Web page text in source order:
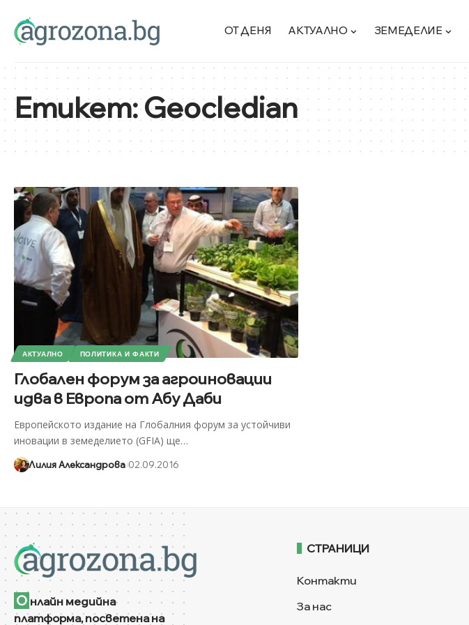
ОТ ДЕНЯ АКТУАЛНО ЗЕМЕДЕЛИЕ
Етикет:Geocledian
АКТУАЛНО ПОЛИТИКА И ФАКТИ
Глобален форум за агроиновации
идва в Европа от Абу Даби
Европейското издание на Глобалния форум за устойчиви
иновации в земеделието (GFIA) ще…
Лилия Александрова 02.09.2016
О нлайн медийна
платформа, посветена на
СТРАНИЦИ
Контакти
За нас